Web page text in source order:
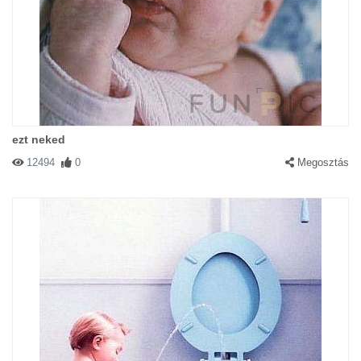
ezt neked
12494 0 Megosztás